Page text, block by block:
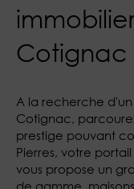
Cotignac
A la recherche
Cotignac,
prestige pouvant
Pierres, votre
vous propose un
de gamme,